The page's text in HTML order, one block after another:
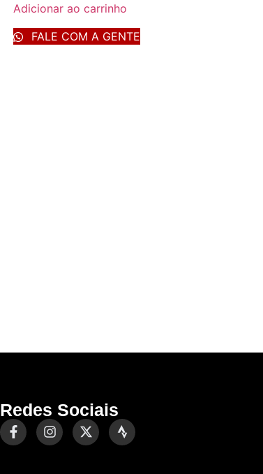
Adicionar ao carrinho
FALE COM A GENTE
Redes Sociais